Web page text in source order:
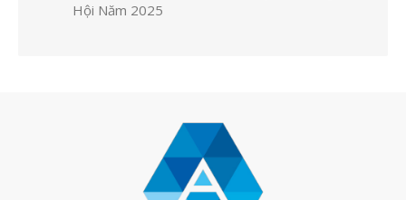
Hội Năm 2025